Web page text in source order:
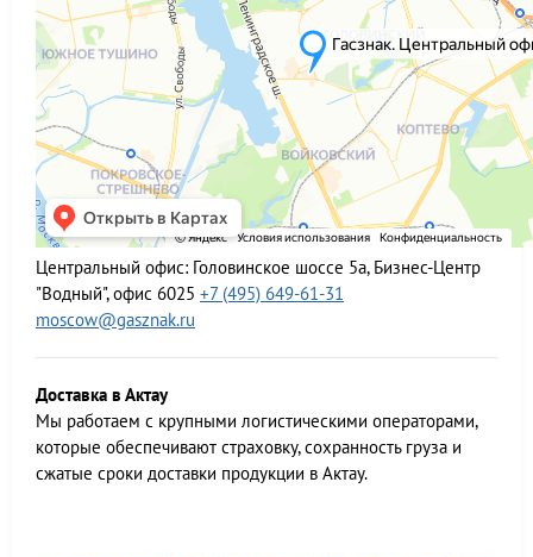
Центральный офис: Головинское шоссе 5а, Бизнес-Центр
"Водный", офис 6025 +7 (495) 649-61-31
moscow@gasznak.ru
Доставка в Актау
Мы работаем c крупными логистическими операторами,
которые обеспечивают страховку, сохранность груза и
сжатые сроки доставки продукции в Актау.